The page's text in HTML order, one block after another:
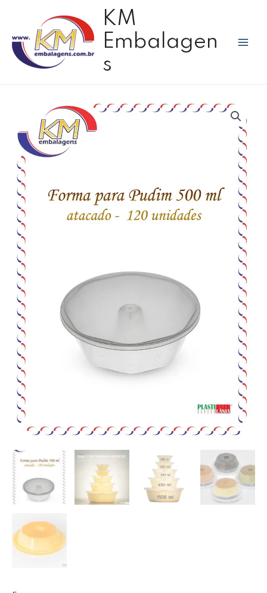
conteúdo
KM
Embalagen
s
c/tampa
500
ml
20
pacotes
6
unidades
quantidade